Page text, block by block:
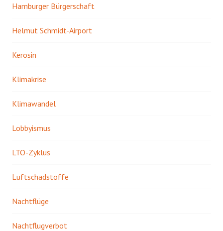
Hamburger Bürgerschaft
Helmut Schmidt-Airport
Kerosin
Klimakrise
Klimawandel
Lobbyismus
LTO-Zyklus
Luftschadstoffe
Nachtflüge
Nachtflugverbot